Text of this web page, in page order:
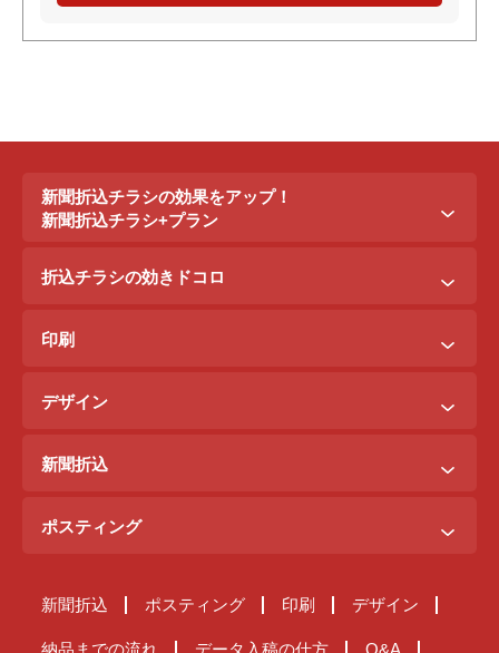
新聞折込チラシの効果をアップ！
新聞折込チラシ+プラン
新聞折込チラシ＋ポステイング
折込チラシ＋駅看板
折込チラシの効きドコロ
折込配布効きドコロ
印刷効きドコロ
印刷
B3料金
B4料金
デザイン
原稿を作るには？
サンプルデザイン
新聞折込
ご注文までの流れ
納品までの流れ
ポスティング
ポスティングが届くまで
スタッフ管理体制
新聞折込 ポスティング 印刷 デザイン
納品までの流れ データ入稿の仕方 Q&A